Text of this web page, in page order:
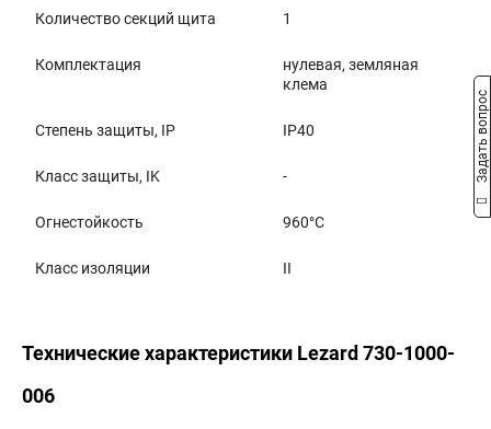
Количество секций щита 1
Комплектация
нулевая, земляная
клема
Степень защиты, IP IP40
Класс защиты, IK -
Огнестойкость 960°C
Класс изоляции II
Технические характеристики Lezard 730-1000-
006
Задать вопрос